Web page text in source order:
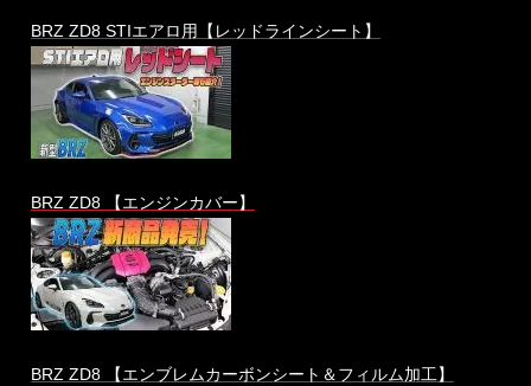
BRZ ZD8 STIエアロ用【レッドラインシート】
BRZ ZD8 【エンジンカバー】
BRZ ZD8 【エンブレムカーボンシート＆フィルム加工】